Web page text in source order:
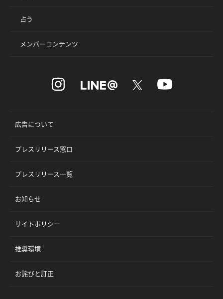
占う
メンバーコンテンツ
広告について
プレスリリース窓口
プレスリリース一覧
お知らせ
サイトポリシー
推奨環境
お詫びと訂正